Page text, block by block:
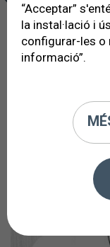
“Acceptar”
la instal·lació i
configurar-les o
informació”.